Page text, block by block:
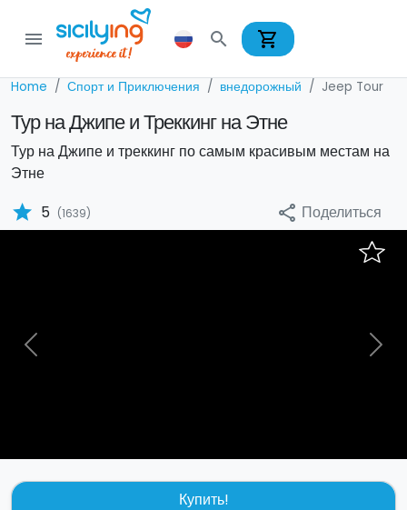
menu search shopping_cart
Home Спорт и Приключения внедорожный Jeep Tour
Тур на Джипе и Треккинг на Этне
Тур на Джипе и треккинг по самым красивым местам на
Этне
star 5 (1639) share Поделиться
Previous Next
Купить!